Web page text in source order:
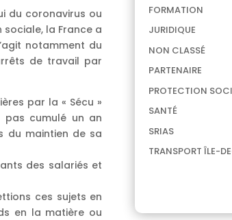
du coronavirus ou
sociale, la France a
notamment du
de travail par
par la « Sécu »
pas cumulé un an
du maintien de sa
des salariés et
ces sujets en
en la matière ou
FORMATION
JURIDIQUE
NON CLASSÉ
PARTENAIRE
PROTECTION
SANTÉ
SRIAS
TRANSPORT ÎLE-